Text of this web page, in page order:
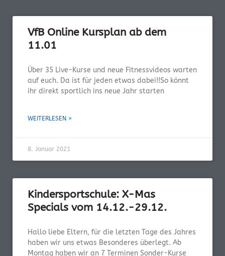
VfB Online Kursplan ab dem
11.01
Über 35 Live-Kurse und neue Fitnessvideos warten
auf euch. Da ist für jeden etwas dabei!!So könnt
ihr direkt sportlich ins neue Jahr starten
WEITERLESEN »
8. Januar 2021
Kindersportschule: X-Mas
Specials vom 14.12.-29.12.
Hallo liebe Eltern, für die letzten Tage des Jahres
haben wir uns etwas Besonderes überlegt. Ab
Montag haben wir an 7 Terminen Sonder-Kurse